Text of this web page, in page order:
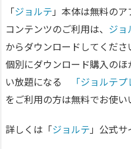
「ジョルテ 」本体は無料のア
コンテンツのご利用は、 ジョ
からダウンロードしてくださ
個別にダウンロード購入の
い放題になる
「ジョルテプ
をご利用の方は無料でお使い
詳しくは「ジョルテ 」公式サ